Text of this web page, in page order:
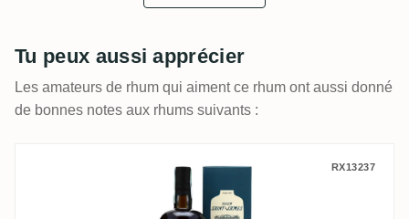
Tu peux aussi apprécier
Les amateurs de rhum qui aiment ce rhum ont aussi donné
de bonnes notes aux rhums suivants :
Velier Saint James Sélection exclusive
RX13237